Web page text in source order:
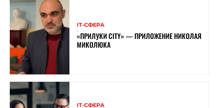
ІТ-СФЕРА
«ПРИЛУКИ CITY» — ПРИЛОЖЕНИЕ НИКОЛАЯ
МИКОЛЮКА
ІТ-СФЕРА